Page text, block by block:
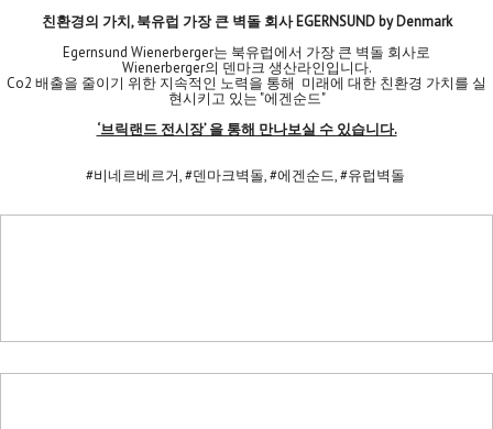
친환경의 가치, 북유럽 가장 큰 벽돌 회사 EGERNSUND by Denmark
Egernsund Wienerberger는 북유럽에서 가장 큰 벽돌 회사로
Wienerberger의 덴마크 생산라인입니다.
Co2 배출을 줄이기 위한 지속적인 노력을 통해 미래에 대한 친환경 가치를 실
현시키고 있는 "에겐순드"
‘브릭랜드 전시장’ 을 통해 만나보실 수 있습니다.
#비네르베르거, #덴마크벽돌, #에겐순드, #유럽벽돌